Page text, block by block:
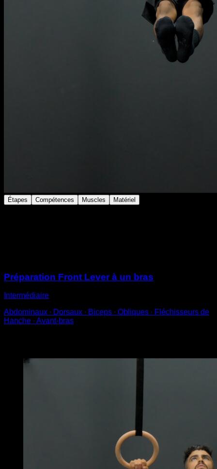
Étapes Compétences Muscles Matériel
Préparation Front Lever à un bras
Intermédiaire
Abdominaux ∙ Dorsaux ∙ Biceps ∙ Obliques ∙ Fléchisseurs de
Hanche ∙ Avant-bras